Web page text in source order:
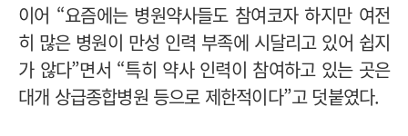
이어 “요즘에는 병원약사들도 참여코자 하지만 여전
히 많은 병원이 만성 인력 부족에 시달리고 있어 쉽지
가 않다”면서 “특히 약사 인력이 참여하고 있는 곳은
대개 상급종합병원 등으로 제한적이다”고 덧붙였다.